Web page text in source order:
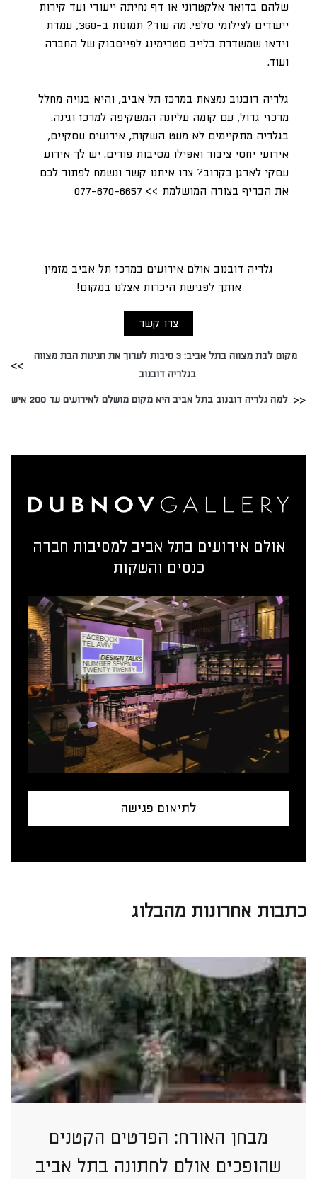
שלהם בדואר אלקטרוני או דף נחיתה ייעודי ועד קירות
ייעודים לצילומי סלפי. מה עוד? תמונות ב-360, עמדת
וידאו שמשדרת בלייב סטרימינג לפייסבוק של החברה
ועוד.
גלריה דובנוב נמצאת במרכז תל אביב, והיא בנויה מחלל
מרכזי גדול, עם קומה עליונה המשקיפה למרכז וגינה.
בגלריה מתקיימים לא מעט השקות, אירועים עסקיים,
אירועי יחסי ציבור ואפילו מסיבות פורים. יש לך אירוע
עסקי לארגן בקרוב? צרו איתנו קשר ונשמח לפתור לכם
את הבריף בצורה המושלמת >> 077-670-6657
גלריה דובנוב אולם אירועים במרכז תל אביב מזמין
אותך לפגישת היכרות אצלנו במקום!
צרו קשר
מקום לבת מצווה בתל אביב: 3 סיבות לערוך את חגיגות הבת מצווה
בגלריה דובנוב
למה גלריה דובנוב בתל אביב היא מקום מושלם לאירועים עד 200 איש
אולם אירועים בתל אביב למסיבות חברה
כנסים והשקות
לתיאום פגישה
כתבות אחרונות מהבלוג
מבחן האורח: הפרטים הקטנים
שהופכים אולם לחתונה בתל אביב